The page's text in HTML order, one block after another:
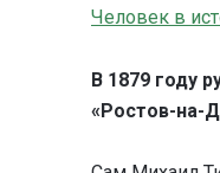
Человек в
В 1879 году
«Ростов-на-